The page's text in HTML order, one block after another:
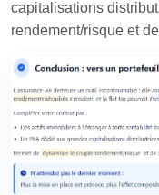
capitalisations
rendement/risque et